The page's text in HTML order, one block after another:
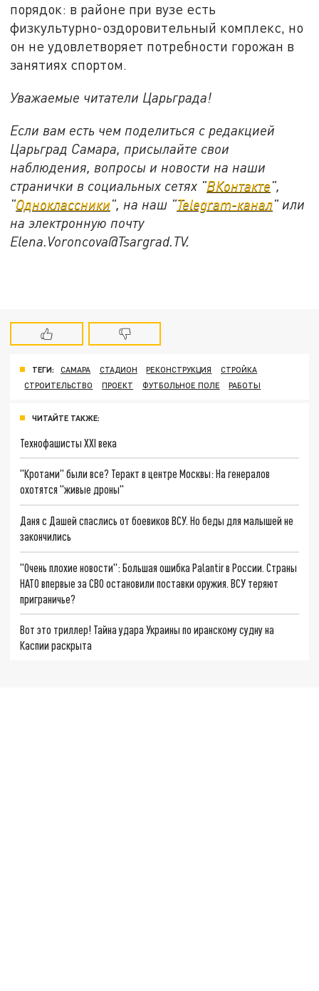
порядок: в районе при вузе есть
физкультурно-оздоровительный комплекс, но
он не удовлетворяет потребности горожан в
занятиях спортом.
Уважаемые читатели Царьграда!
Если вам есть чем поделиться с редакцией
Царьград Самара, присылайте свои
наблюдения, вопросы и новости на наши
странички в социальных сетях "ВКонтакте",
"Одноклассники", на наш "Telegram-канал" или
на электронную почту
Elena.Voroncova@Tsargrad.TV.
ТЕГИ: САМАРА СТАДИОН РЕКОНСТРУКЦИЯ
СТРОЙКА
СТРОИТЕЛЬСТВО
ПРОЕКТ ФУТБОЛЬНОЕ ПОЛЕ РАБОТЫ
ЧИТАЙТЕ ТАКЖЕ:
Технофашисты XXI века
"Кротами" были все? Теракт в центре Москвы: На генералов
охотятся "живые дроны"
Даня с Дашей спаслись от боевиков ВСУ. Но беды для малышей не
закончились
"Очень плохие новости": Большая ошибка Palantir в России. Страны
НАТО впервые за СВО остановили поставки оружия. ВСУ теряют
приграничье?
Вот это триллер! Тайна удара Украины по иранскому судну на
Каспии раскрыта